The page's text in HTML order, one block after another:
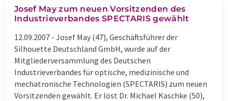
Josef May zum neuen Vorsitzenden des
Industrieverbandes SPECTARIS gewählt
12.09.2007 - Josef May (47), Geschäftsführer der
Silhouette Deutschland GmbH, wurde auf der
Mitgliederversammlung des Deutschen
Industrieverbandes für optische, medizinische und
mechatronische Technologien (SPECTARIS) zum neuen
Vorsitzenden gewählt. Er löst Dr. Michael Kaschke (50),